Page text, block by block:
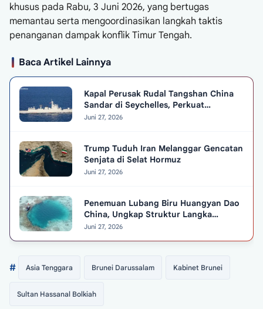
khusus pada Rabu, 3 Juni 2026, yang bertugas
memantau serta mengoordinasikan langkah taktis
penanganan dampak konflik Timur Tengah.
Baca Artikel Lainnya
Kapal Perusak Rudal Tangshan China
Sandar di Seychelles, Perkuat
Hubungan Diplomatik
Juni 27, 2026
Trump Tuduh Iran Melanggar Gencatan
Senjata di Selat Hormuz
Juni 27, 2026
Penemuan Lubang Biru Huangyan Dao
China, Ungkap Struktur Langka
Berusia 3.200 Tahun
Juni 27, 2026
# Asia Tenggara Brunei Darussalam Kabinet Brunei
Sultan Hassanal Bolkiah